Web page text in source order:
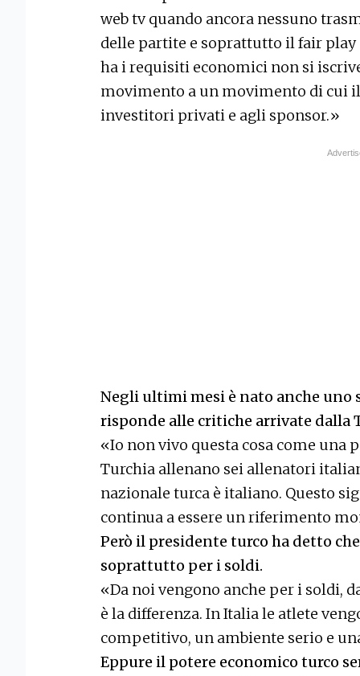
web tv quando ancora nessuno
delle partite e soprattutto il fair
ha i requisiti economici non si
movimento a un movimento di cui
investitori privati e agli sponsor.»
Negli ultimi mesi è nato anche uno
risponde alle critiche arrivate dalla
«Io non vivo questa cosa come una
Turchia allenano sei allenatori
nazionale turca è italiano. Questo
continua a essere un riferimento
Però il presidente turco ha detto
soprattutto per i soldi.
«Da noi vengono anche per i soldi,
è la differenza. In Italia le atlete
competitivo, un ambiente serio e
Eppure il potere economico turco